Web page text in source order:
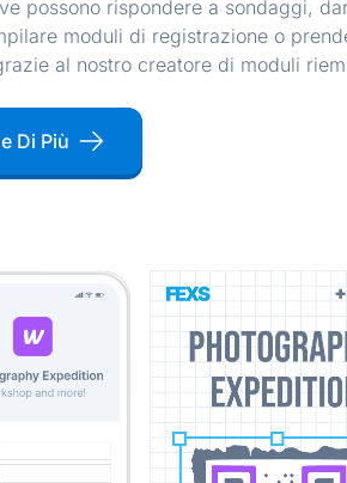
possono rispondere a sondaggi,
moduli di registrazione o
al nostro creatore di moduli
Di Più
forma di tigre ha una serie
in più, supportando loghi,